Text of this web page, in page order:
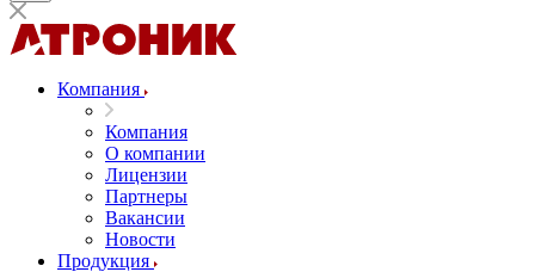
Компания
Компания
О компании
Лицензии
Партнеры
Вакансии
Новости
Продукция